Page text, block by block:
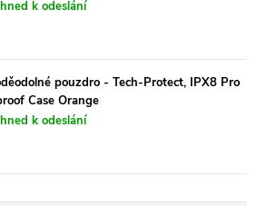
k odeslání
pouzdro - Tech-Protect, IPX8 Pro
Case Orange
k odeslání